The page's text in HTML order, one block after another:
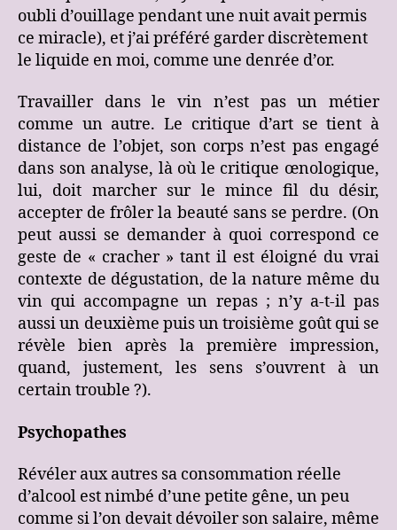
oubli d’ouillage pendant une nuit avait permis
ce miracle), et j’ai préféré garder discrètement
le liquide en moi, comme une denrée d’or.
Travailler dans le vin n’est pas un métier
comme un autre. Le critique d’art se tient à
distance de l’objet, son corps n’est pas engagé
dans son analyse, là où le critique œnologique,
lui, doit marcher sur le mince fil du désir,
accepter de frôler la beauté sans se perdre. (On
peut aussi se demander à quoi correspond ce
geste de « cracher » tant il est éloigné du vrai
contexte de dégustation, de la nature même du
vin qui accompagne un repas ; n’y a-t-il pas
aussi un deuxième puis un troisième goût qui se
révèle bien après la première impression,
quand, justement, les sens s’ouvrent à un
certain trouble ?).
Psychopathes
Révéler aux autres sa consommation réelle
d’alcool est nimbé d’une petite gêne, un peu
comme si l’on devait dévoiler son salaire, même